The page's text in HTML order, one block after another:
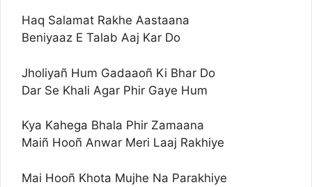
Haq Salamat Rakhe Aastaana
Beniyaaz E Talab Aaj Kar Do
Jholiyañ Hum Gadaaoñ Ki Bhar Do
Dar Se Khali Agar Phir Gaye Hum
Kya Kahega Bhala Phir Zamaana
Maiñ Hooñ Anwar Meri Laaj Rakhiye
Mai Hooñ Khota Mujhe Na Parakhiye